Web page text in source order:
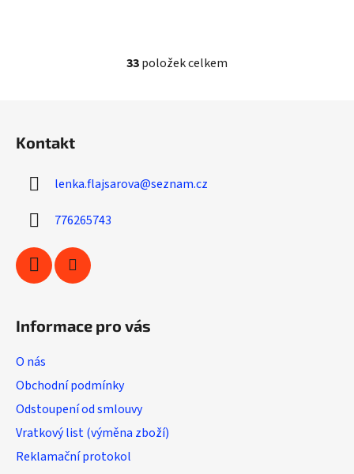
O
í
33položek celkem
Kontakt
lenka.flajsarova@seznam.cz
776265743
Informace pro vás
O nás
Obchodní podmínky
Odstoupení od smlouvy
Vratkový list (výměna zboží)
Reklamační protokol